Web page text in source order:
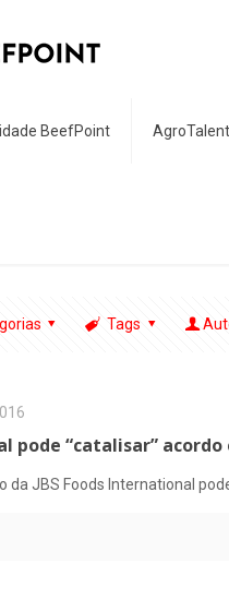
BeefPoint
Tags
pode “catalisar” acordo
da JBS Foods International